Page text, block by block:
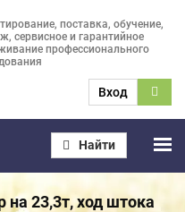
поставка, обучение,
сервисное и гарантийное
профессионального
Вход
Найти
на 23,3т, ход штока